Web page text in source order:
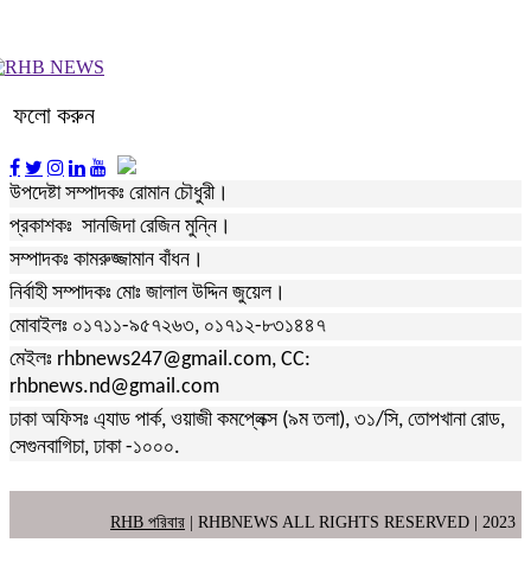
ফলো করুন
উপদেষ্টা সম্পাদকঃ রোমান চৌধুরী।
প্রকাশকঃ সানজিদা রেজিন মুন্নি।
সম্পাদকঃ কামরুজ্জামান বাঁধন।
নির্বাহী সম্পাদকঃ মোঃ জালাল উদ্দিন জুয়েল।
মোবাইলঃ ০১৭১১-৯৫৭২৬৩, ০১৭১২-৮৩১৪৪৭
মেইলঃ rhbnews247@gmail.com, CC:
rhbnews.nd@gmail.com
ঢাকা অফিসঃ এ্যাড পার্ক, ওয়াজী কমপ্লেক্স (৯ম তলা), ৩১/সি, তোপখানা রোড,
সেগুনবাগিচা, ঢাকা -১০০০.
RHB পরিবার | RHBNEWS ALL RIGHTS RESERVED | 2023